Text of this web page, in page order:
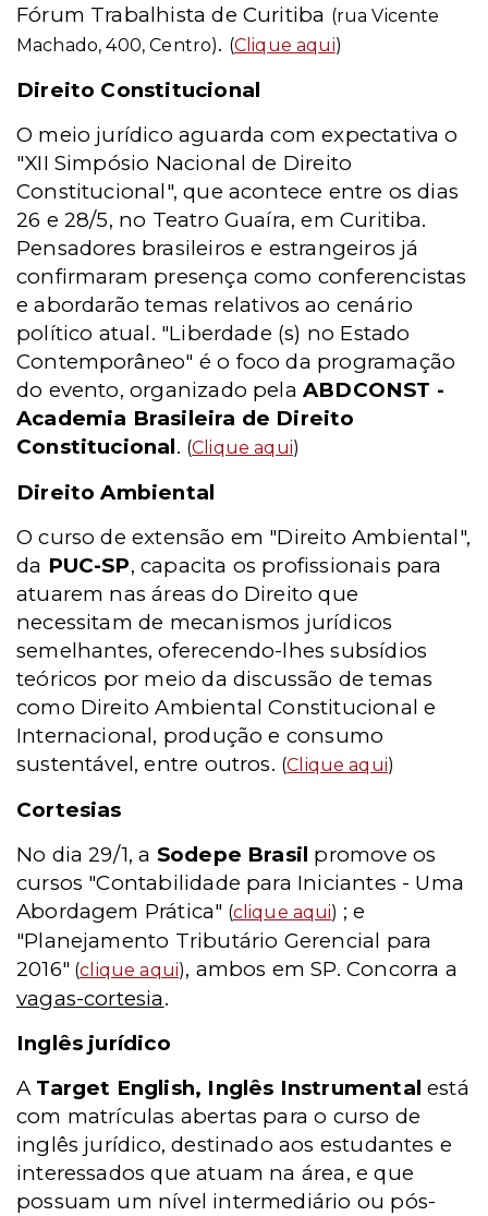
Fórum Trabalhista de Curitiba (rua Vicente
Machado, 400, Centro). (Clique aqui)
Direito Constitucional
O meio jurídico aguarda com expectativa o
"XII Simpósio Nacional de Direito
Constitucional", que acontece entre os dias
26 e 28/5, no Teatro Guaíra, em Curitiba.
Pensadores brasileiros e estrangeiros já
confirmaram presença como conferencistas
e abordarão temas relativos ao cenário
político atual. "Liberdade (s) no Estado
Contemporâneo" é o foco da programação
do evento, organizado pelaABDCONST -
Academia Brasileira de Direito
Constitucional. (Clique aqui)
Direito Ambiental
O curso de extensão em "Direito Ambiental",
da PUC-SP, capacita os profissionais para
atuarem nas áreas do Direito que
necessitam de mecanismos jurídicos
semelhantes, oferecendo-lhes subsídios
teóricos por meio da discussão de temas
como Direito Ambiental Constitucional e
Internacional, produção e consumo
sustentável, entre outros. (Clique aqui)
Cortesias
No dia 29/1, a Sodepe Brasil promove os
cursos "Contabilidade para Iniciantes - Uma
Abordagem Prática" (clique aqui) ; e
"Planejamento Tributário Gerencial para
2016" (clique aqui), ambos em SP. Concorra a
vagas-cortesia.
Inglês jurídico
A Target English, Inglês Instrumentalestá
com matrículas abertas para o curso de
inglês jurídico, destinado aos estudantes e
interessados que atuam na área, e que
possuam um nível intermediário ou pós-